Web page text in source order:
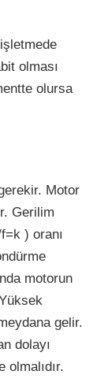
olması
olursa
Motor
Gerilim
) oranı
motorun
gelir.
dolayı